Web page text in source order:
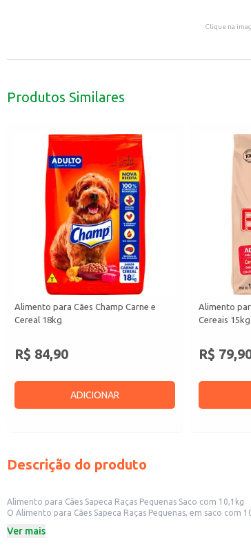
Clique na
Produtos Similares
Alimento para Cães Champ Carne e
Cereal 18kg
R$ 84,90
ADICIONAR
Alimento
Cereais 15kg
R$
Descrição do produto
Alimento para Cães Sapeca Raças Pequenas Saco com 10,1kg
O Alimento para Cães Sapeca Raças Pequenas, em saco
prolongado para seus animais de estimação.
Ver mais